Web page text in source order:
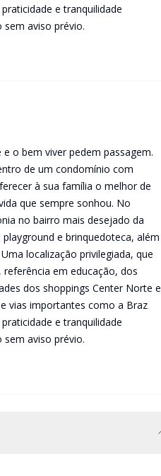
e tranquilidade
aviso prévio.
o bem viver pedem passagem.
de um condomínio com
à sua família o melhor de
que sempre sonhou. No
no bairro mais desejado da
e brinquedoteca, além
localização privilegiada, que
em educação, dos
dos shoppings Center Norte e
vias importantes como a Braz
e tranquilidade
aviso prévio.